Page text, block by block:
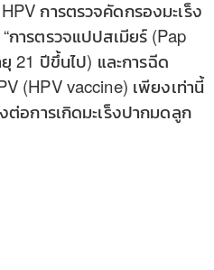
การตรวจคัดกรองมะเร็ง
การตรวจแปปสเมียร์ (Pap
21 ปีขึ้นไป) และการฉีด
(HPV vaccine) เพียงเท่านี้
ต่อการเกิดมะเร็งปากมดลูก